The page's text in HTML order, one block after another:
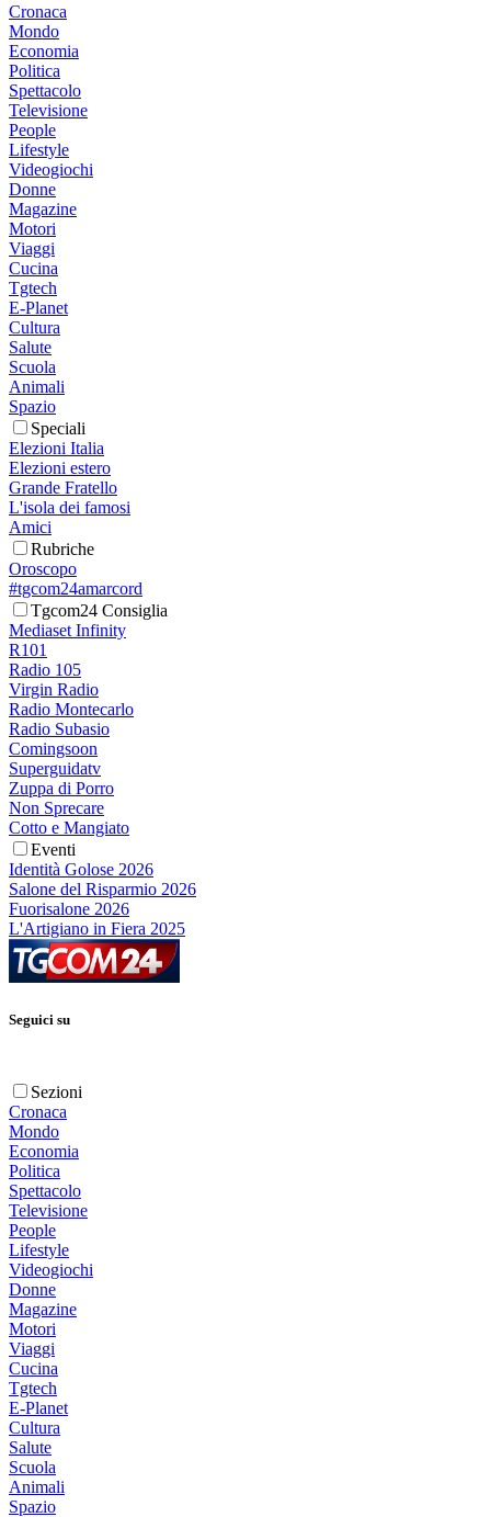
Cronaca
Mondo
Economia
Politica
Spettacolo
Televisione
People
Lifestyle
Videogiochi
Donne
Magazine
Motori
Viaggi
Cucina
Tgtech
E-Planet
Cultura
Salute
Scuola
Animali
Spazio
Speciali
Elezioni Italia
Elezioni estero
Grande Fratello
L'isola dei famosi
Amici
Rubriche
Oroscopo
#tgcom24amarcord
Tgcom24 Consiglia
Mediaset Infinity
R101
Radio 105
Virgin Radio
Radio Montecarlo
Radio Subasio
Comingsoon
Superguidatv
Zuppa di Porro
Non Sprecare
Cotto e Mangiato
Eventi
Identità Golose 2026
Salone del Risparmio 2026
Fuorisalone 2026
L'Artigiano in Fiera 2025
Seguici su
Sezioni
Cronaca
Mondo
Economia
Politica
Spettacolo
Televisione
People
Lifestyle
Videogiochi
Donne
Magazine
Motori
Viaggi
Cucina
Tgtech
E-Planet
Cultura
Salute
Scuola
Animali
Spazio